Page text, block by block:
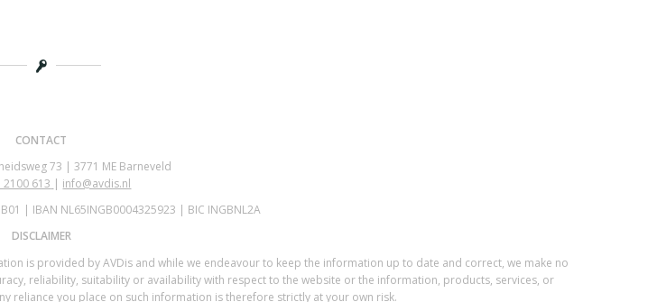
CONTACT
73 | 3771 ME Barneveld
2100 613 | info@avdis.nl
| IBAN NL65INGB0004325923 | BIC INGBNL2A
DISCLAIMER
is provided by AVDis and while we endeavour to keep the information up to date and correct, we make no
reliability, suitability or availability with respect to the website or the information, products, services, or
reliance you place on such information is therefore strictly at your own risk.